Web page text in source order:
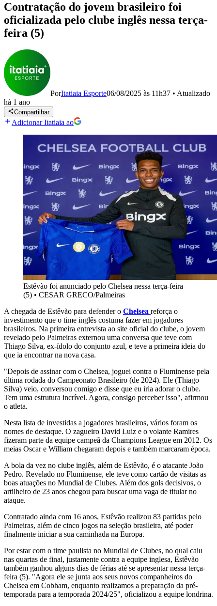
Contratação do jovem brasileiro foi
oficializada pelo clube inglês nessa terça-
feira (5)
PorItatiaia Esporte06/08/2025 às 11h37 • Atualizado
há 1 ano
Compartilhar
Adicionar Itatiaia ao
Estêvão foi anunciado pelo Chelsea nessa terça-feira
(5) • CESAR GRECO/Palmeiras
A chegada de Estêvão para defender o Chelsea reforça o
investimento que o time inglês costuma fazer em jogadores
brasileiros. Na primeira entrevista ao site oficial do clube, o jovem
revelado pelo Palmeiras externou uma conversa que teve com
Thiago Silva, ex-ídolo do conjunto azul, e teve a primeira ideia do
que ia encontrar na nova casa.
"Depois de assinar com o Chelsea, joguei contra o Fluminense pela
última rodada do Campeonato Brasileiro (de 2024). Ele (Thiago
Silva) veio, conversou comigo e disse que eu iria adorar o clube.
Tem uma estrutura incrível. Agora, consigo perceber isso", afirmou
o atleta.
Nesta lista de investidas a jogadores brasileiros, vários foram os
nomes de destaque. O zagueiro David Luiz e o volante Ramires
fizeram parte da equipe campeã da Champions League em 2012. Os
meias Oscar e William chegaram depois e também marcaram época.
A bola da vez no clube inglês, além de Estêvão, é o atacante João
Pedro. Revelado no Fluminense, ele teve como cartão de visitas as
boas atuações no Mundial de Clubes. Além dos gols decisivos, o
artilheiro de 23 anos chegou para buscar uma vaga de titular no
ataque.
Contratado ainda com 16 anos, Estêvão realizou 83 partidas pelo
Palmeiras, além de cinco jogos na seleção brasileira, até poder
finalmente iniciar a sua caminhada na Europa.
Por estar com o time paulista no Mundial de Clubes, no qual caiu
nas quartas de final, justamente contra a equipe inglesa, Estêvão
também ganhou alguns dias de férias até se apresentar nessa terça-
feira (5). "Agora ele se junta aos seus novos companheiros do
Chelsea em Cobham, enquanto realizamos a preparação da pré-
temporada para a temporada 2024/25", oficializou a equipe londrina.